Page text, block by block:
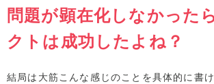
問題が顕在化しなかった
クトは成功したよね？
結局は大筋こんな感じのことを具体的に書